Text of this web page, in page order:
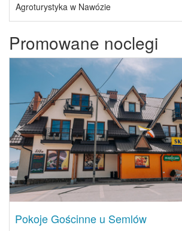
Agroturystyka w Nawózie
Promowane noclegi
Previous
Pokoje Gościnne u Semlów